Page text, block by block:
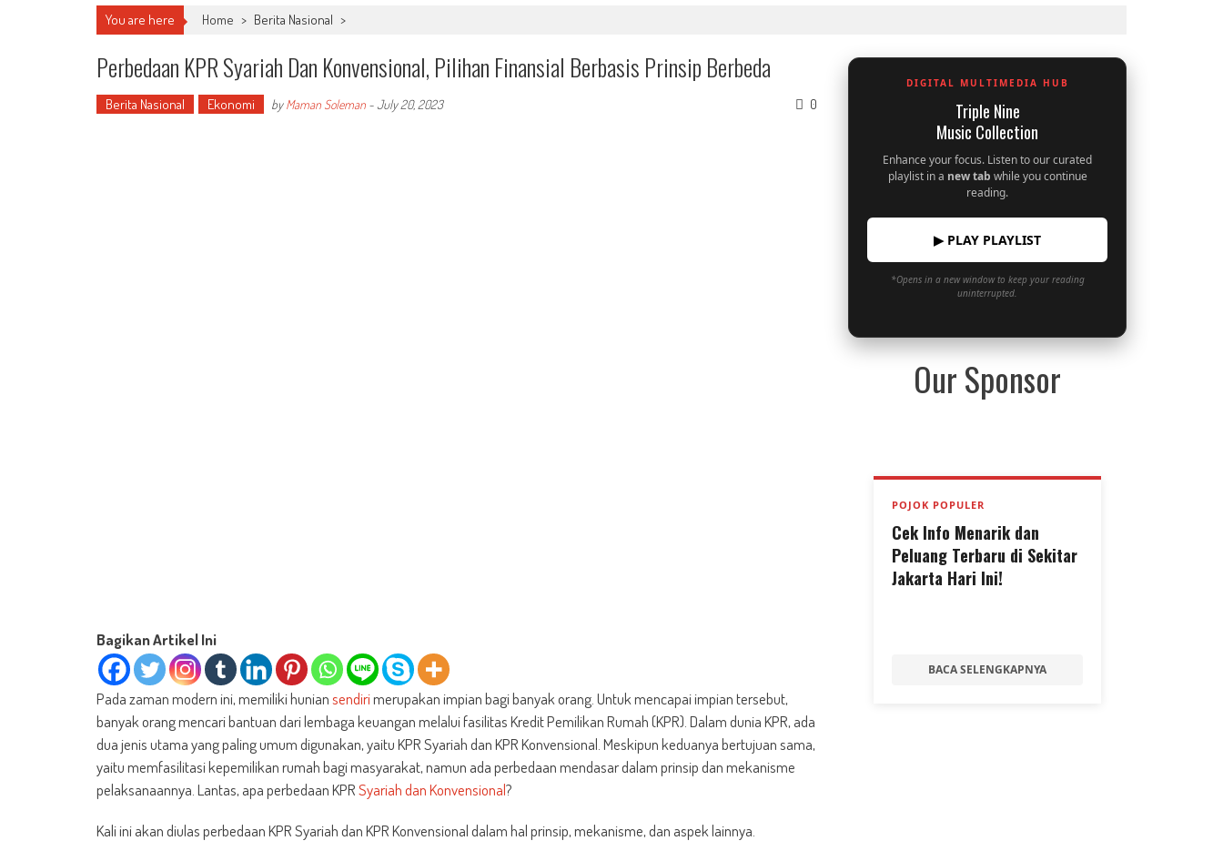
You are here Home > Berita Nasional >
Perbedaan KPR Syariah Dan Konvensional, Pilihan Finansial Berbasis Prinsip Berbeda
Berita Nasional Ekonomi byMaman Soleman -July 20, 2023 0
Bagikan Artikel Ini
Pada zaman modern ini, memiliki huniansendirimerupakan impian bagi banyak orang. Untuk mencapai impian tersebut,
banyak orang mencari bantuan dari lembaga keuangan melalui fasilitas Kredit Pemilikan Rumah (KPR). Dalam dunia KPR, ada
dua jenis utama yang paling umum digunakan, yaitu KPR Syariah dan KPR Konvensional. Meskipun keduanya bertujuan sama,
yaitu memfasilitasi kepemilikan rumah bagi masyarakat, namun ada perbedaan mendasar dalam prinsip dan mekanisme
pelaksanaannya. Lantas, apa perbedaan KPRSyariah dan Konvensional?
Kali ini akan diulas perbedaan KPR Syariah dan KPR Konvensional dalam hal prinsip, mekanisme, dan aspek lainnya.
DIGITAL MULTIMEDIA HUB
Triple Nine
Music Collection
Enhance your focus. Listen to our curated
playlist in a new tab while you continue
reading.
▶ PLAY PLAYLIST
*Opens in a new window to keep your reading
uninterrupted.
Our Sponsor
POJOK POPULER
Cek Info Menarik dan
Peluang Terbaru di Sekitar
Jakarta Hari Ini!
BACA SELENGKAPNYA